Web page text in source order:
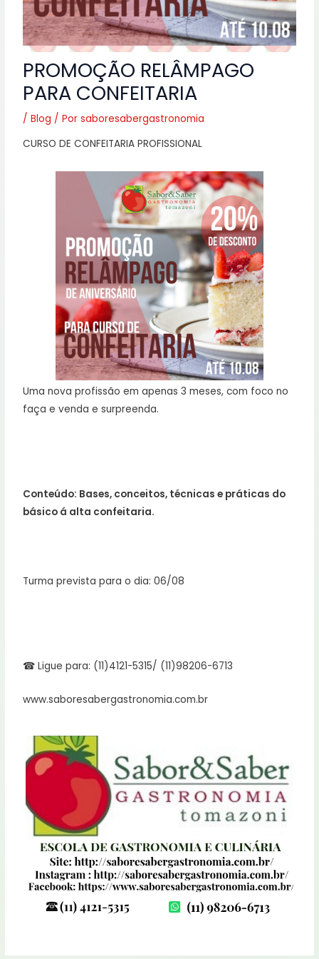
PROMOÇÃO RELÂMPAGO
PARA CONFEITARIA
/Blog / Porsaboresabergastronomia
CURSO DE CONFEITARIA PROFISSIONAL
Uma nova profissão em apenas 3 meses, com foco no
faça e venda e surpreenda.
Conteúdo: Bases, conceitos, técnicas e práticas do
básico á alta confeitaria.
Turma prevista para o dia: 06/08
☎ Ligue para: (11)4121-5315/ (11)98206-6713
www.saboresabergastronomia.com.br